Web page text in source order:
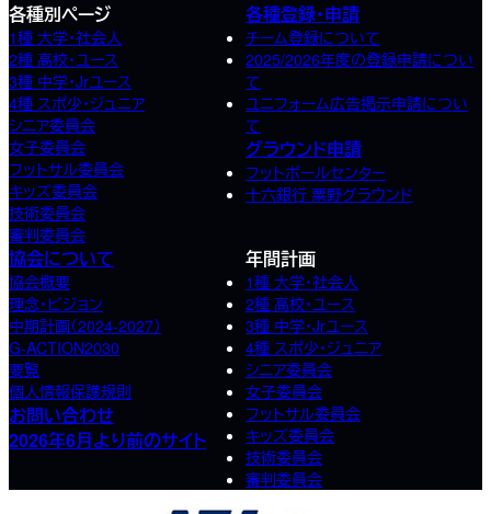
各種別ページ
1種 大学・社会人
2種 高校･ユース
3種 中学･Jrユース
4種 スポ少･ジュニア
シニア委員会
女子委員会
フットサル委員会
キッズ委員会
技術委員会
審判委員会
各種登録・申請
チーム登録について
2025/2026年度の登録申請につい
て
ユニフォーム広告掲示申請につい
て
グラウンド申請
フットボールセンター
十六銀行 粟野グラウンド
協会について
協会概要
理念・ビジョン
中期計画（2024-2027）
G-ACTION2030
要覧
個人情報保護規則
お問い合わせ
2026年6月より前のサイト
年間計画
1種 大学・社会人
2種 高校･ユース
3種 中学･Jrユース
4種 スポ少･ジュニア
シニア委員会
女子委員会
フットサル委員会
キッズ委員会
技術委員会
審判委員会